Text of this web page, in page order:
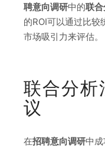
聘意向调研中的联
的ROI可以通过比较
市场吸引力来评估。
联合分析
议
在招聘意向调研中成